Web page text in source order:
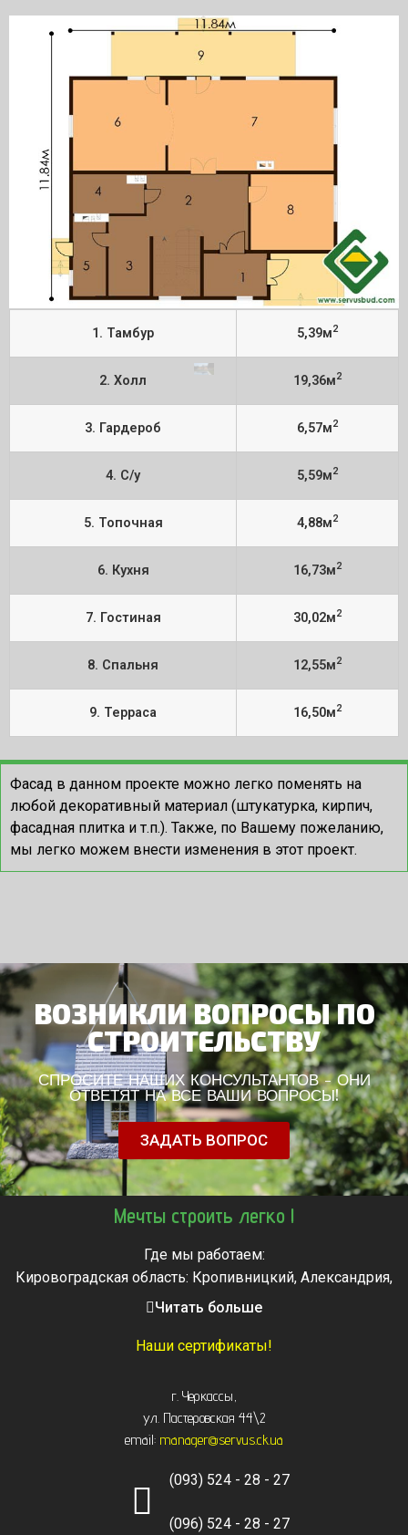
1. Тамбур 5,39м2
2. Холл 19,36м2
3. Гардероб 6,57м2
4. С/у 5,59м2
5. Топочная 4,88м2
6. Кухня 16,73м2
7. Гостиная 30,02м2
8. Спальня 12,55м2
9. Терраса 16,50м2
Фасад в данном проекте можно легко поменять на
любой декоративный материал (штукатурка, кирпич,
фасадная плитка и т.п.). Также, по Вашему пожеланию,
мы легко можем внести изменения в этот проект.
ВОЗНИКЛИ ВОПРОСЫ ПО
СТРОИТЕЛЬСТВУ
СПРОСИТЕ НАШИХ КОНСУЛЬТАНТОВ - ОНИ
ОТВЕТЯТ НА ВСЕ ВАШИ ВОПРОСЫ!
ЗАДАТЬ ВОПРОС
Мечты строить легко !
Где мы работаем:
Кировоградская область: Кропивницкий, Александрия,
Знаменка, Долинская, Новоархангельск, Светловодск
Звенигородка, Золотоноша, Каменка, Канев, Корсунь-
Монастырище, Смела, Тальное, Умань, Христиновка.
Черкассы, Чигирин, Чорнобай, Шпола
Читать больше
Наши сертификаты!
г. Черкассы
ул. Пастеровская 44\2
email: manager@servus.ck.ua
(093) 524 - 28 - 27
(096) 524 - 28 - 27